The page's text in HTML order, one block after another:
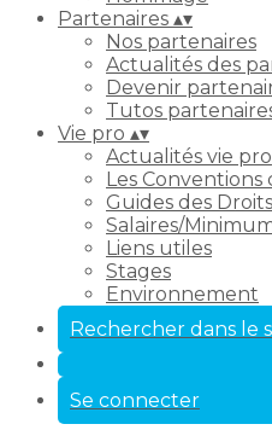
Partenaires ▴▾
Nos partenaires
Actualités des
Devenir
Tutos
Vie pro ▴▾
Actualités vie pro
Les Conventions
Guides des Droits
Salaires/
Liens utiles
Stages
Environnement
Rechercher dans le
Se connecter